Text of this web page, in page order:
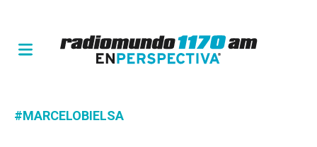
#MARCELOBIELSA